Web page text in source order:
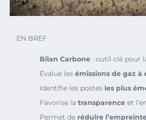
EN BREF
Bilan Carbone : outil clé pour
Évalue les émissions de gaz à
Identifie les postes les plus
Favorise la transparence et
Permet de réduire